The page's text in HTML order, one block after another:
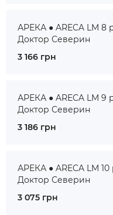
АРЕКА ● ARECA LM 8
Доктор Северин
3 166 грн
АРЕКА ● ARECA LM 9
Доктор Северин
3 186 грн
АРЕКА ● ARECA LM
Доктор Северин
3 075 грн